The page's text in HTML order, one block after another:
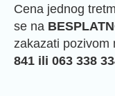
Cena jednog
se na
zakazati pozivom
841 ili 063 338